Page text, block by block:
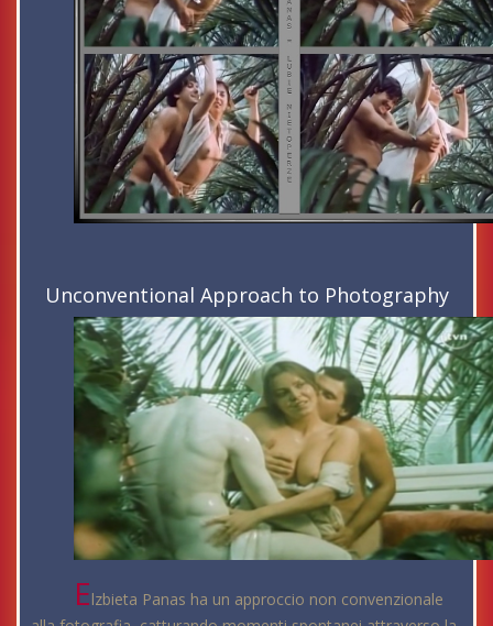
Unconventional Approach to Photography
Elzbieta Panas ha un approccio non convenzionale